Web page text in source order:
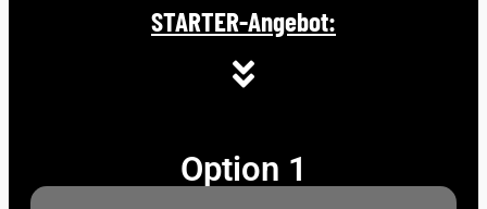
STARTER-Angebot:
Option 1